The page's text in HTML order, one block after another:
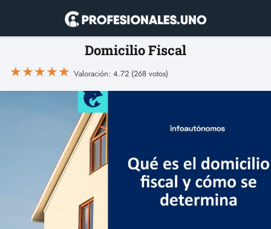
Domicilio Fiscal
★★★★★ Valoración: 4.72 (268 votos)